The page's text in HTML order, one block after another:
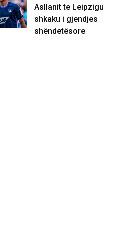
Asllanit te Leipzigu
shkaku i gjendjes
shëndetësore